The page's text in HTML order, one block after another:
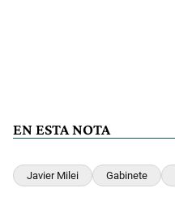
EN ESTA NOTA
Javier Milei Gabinete